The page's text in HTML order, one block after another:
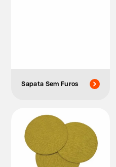
Sapata Sem Furos